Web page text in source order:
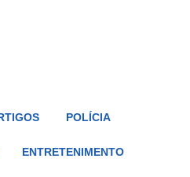
POLÍCIA
ENTRETENIMENTO